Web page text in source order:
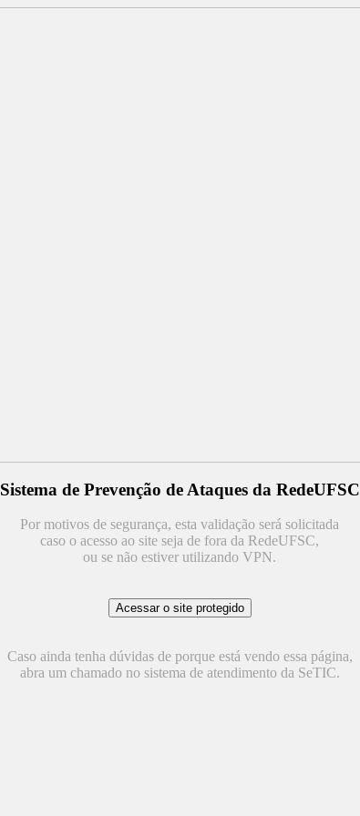
Sistema de Prevenção de Ataques da RedeUFSC
Por motivos de segurança, esta validação será solicitada
caso o acesso ao site seja de fora da RedeUFSC,
ou se não estiver utilizando VPN.
Caso ainda tenha dúvidas de porque está vendo essa página,
abra um chamado no sistema de atendimento da SeTIC.